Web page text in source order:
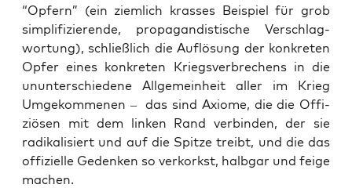
“Opfern” (ein ziem­lich kras­ses Bei­spiel für grob
sim­pli­fi­zie­ren­de, pro­pa­gan­dis­ti­sche Ver­schlag­
wor­tung), schließ­lich die Auf­lö­sung der kon­kre­ten
Opfer eines kon­kre­ten Kriegs­ver­bre­chens in die
unun­ter­schie­de­ne All­ge­mein­heit aller im Krieg
Umge­kom­me­nen – das sind Axio­me, die die Offi­
ziö­sen mit dem lin­ken Rand ver­bin­den, der sie
radi­ka­li­siert und auf die Spit­ze treibt, und die das
offi­zi­el­le Geden­ken so ver­korkst, halb­gar und fei­ge
machen.